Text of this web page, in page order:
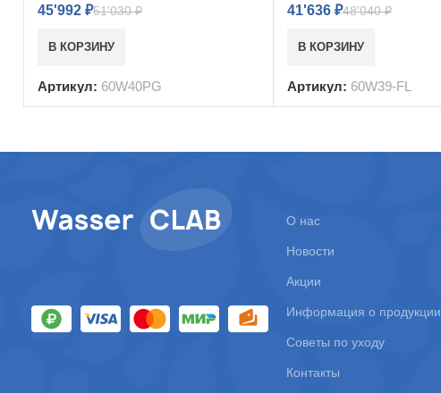
45'992 ₽51'030₽
В КОРЗИНУ
Артикул: 60W40PG
41'636 ₽48'040₽
В КОРЗИНУ
Артикул: 60W39-FL
О нас
Новости
Акции
Информация о продукции
Советы по уходу
Контакты